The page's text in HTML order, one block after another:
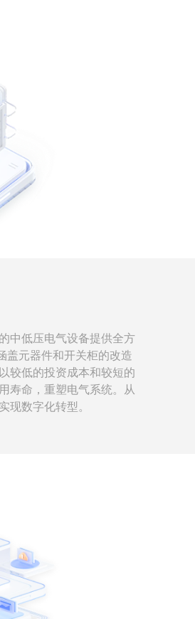
中低压电气设备提供全方
盖元器件和开关柜的改造
较低的投资成本和较短的
寿命，重塑电气系统。从
现数字化转型。